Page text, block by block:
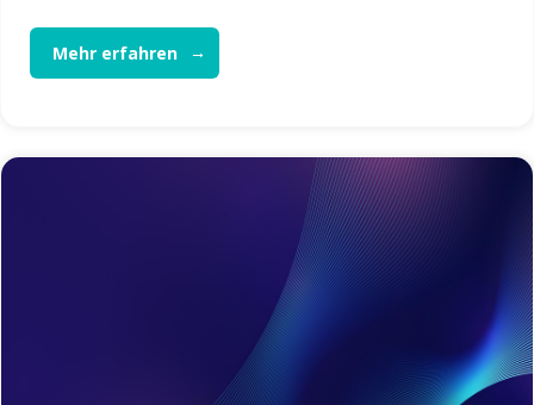
Mehr erfahren